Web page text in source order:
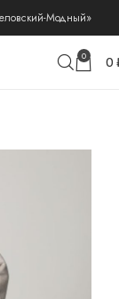
Модный»
0 0